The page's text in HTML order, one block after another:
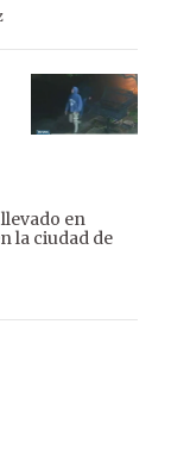
en
la ciudad de